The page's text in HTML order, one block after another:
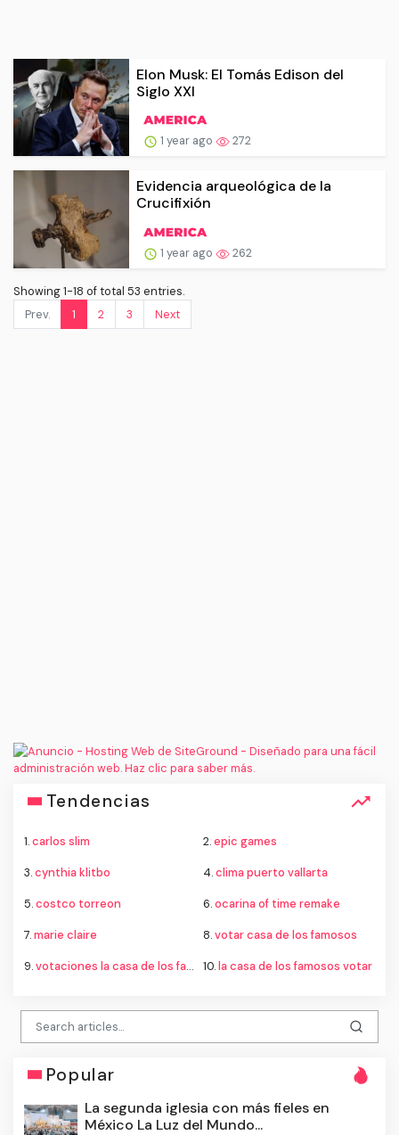
Elon Musk: El Tomás Edison del
Siglo XXI
1 year ago 272
Evidencia arqueológica de la
Crucifixión
1 year ago 262
Showing 1-18 of total 53 entries.
Prev.
1 2 3 Next
Tendencias
1.carlos slim 2.epic games
3.cynthia klitbo 4.clima puerto vallarta
5.costco torreon 6.ocarina of time remake
7.marie claire 8.votar casa de los famosos
9.votaciones la casa de los famosos mexico 2026 10.la casa de los famosos votar
Popular
La segunda iglesia con más fieles en
México La Luz del Mundo...